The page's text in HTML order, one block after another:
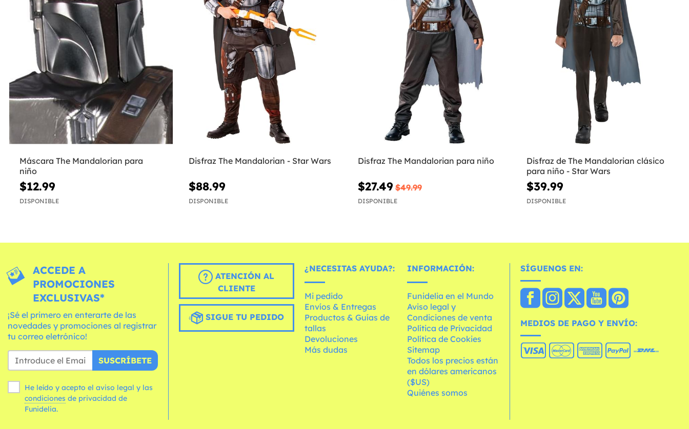
Máscara The Mandalorian para
niño
$12.99
DISPONIBLE
Disfraz The Mandalorian - Star Wars
$88.99
DISPONIBLE
Disfraz The Mandalorian para niño
$27.49 $49.99
DISPONIBLE
Disfraz de The Mandalorian clásico
para niño - Star Wars
$39.99
DISPONIBLE
ACCEDE A
PROMOCIONES
EXCLUSIVAS*
¡Sé el primero en enterarte de las
novedades y promociones al registrar
tu correo eletrónico!
SUSCRÍBETE
He leído y acepto el aviso legal y las
condiciones
Funidelia.
ATENCIÓN AL
CLIENTE
SIGUE TU PEDIDO
¿NECESITAS AYUDA?:
Mi pedido
Envíos & Entregas
Productos & Guías de
tallas
Devoluciones
Más dudas
INFORMACIÓN:
Funidelia en el Mundo
Aviso legal y
Condiciones de venta
Política de Privacidad
Política de Cookies
Sitemap
Todos los precios están
en dólares americanos
($US)
Quiénes somos
SÍGUENOS EN:
MEDIOS DE PAGO Y ENVÍO: